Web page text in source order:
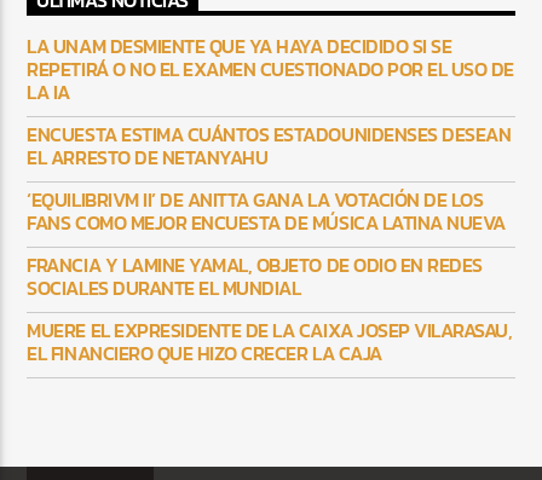
LA UNAM DESMIENTE QUE YA HAYA DECIDIDO SI SE
REPETIRÁ O NO EL EXAMEN CUESTIONADO POR EL USO DE
LA IA
ENCUESTA ESTIMA CUÁNTOS ESTADOUNIDENSES DESEAN
EL ARRESTO DE NETANYAHU
‘EQUILIBRIVM II’ DE ANITTA GANA LA VOTACIÓN DE LOS
FANS COMO MEJOR ENCUESTA DE MÚSICA LATINA NUEVA
FRANCIA Y LAMINE YAMAL, OBJETO DE ODIO EN REDES
SOCIALES DURANTE EL MUNDIAL
MUERE EL EXPRESIDENTE DE LA CAIXA JOSEP VILARASAU,
EL FINANCIERO QUE HIZO CRECER LA CAJA